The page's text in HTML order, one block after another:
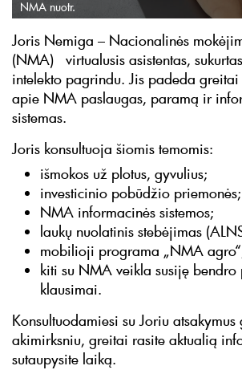
NMA nuotr.
Joris Nemiga – Nacionalinės
(NMA) virtualusis asistentas,
intelekto pagrindu. Jis padeda greitai
apie NMA paslaugas, paramą ir
sistemas.
Joris konsultuoja šiomis temomis:
išmokos už plotus, gyvulius;
investicinio pobūdžio priemonės;
NMA informacinės sistemos;
laukų nuolatinis stebėjimas
mobilioji programa „NMA
kiti su NMA veikla susiję
klausimai.
Konsultuodamiesi su Joriu atsakymus
akimirksniu, greitai rasite aktualią
sutaupysite laiką.